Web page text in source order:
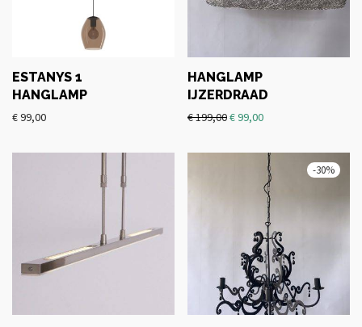
ESTANYS 1
HANGLAMP
€99,00
HANGLAMP
IJZERDRAAD
€199,00€99,00
-30%